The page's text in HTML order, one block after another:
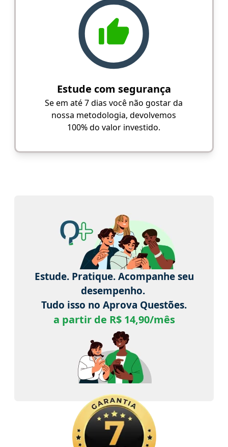
Estude com segurança
Se em até 7 dias você não gostar da
nossa metodologia, devolvemos
100% do valor investido.
Estude. Pratique. Acompanhe seu
desempenho.
Tudo isso no Aprova Questões.
a partir de R$ 14,90/mês